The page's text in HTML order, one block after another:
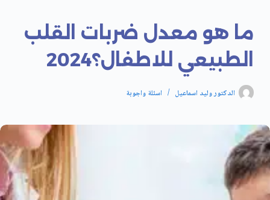
ما هو معدل ضربات القلب
الطبيعي للاطفال؟2024
الدكتور وليد اسماعيل اسئلة واجوبة